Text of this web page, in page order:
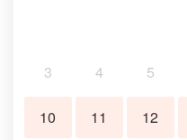
3 4 5
10 11 12